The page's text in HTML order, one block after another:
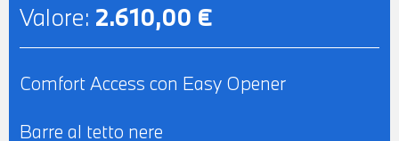
Valore: 2.610,00 €
Comfort Access con Easy Opener
Barre al tetto nere